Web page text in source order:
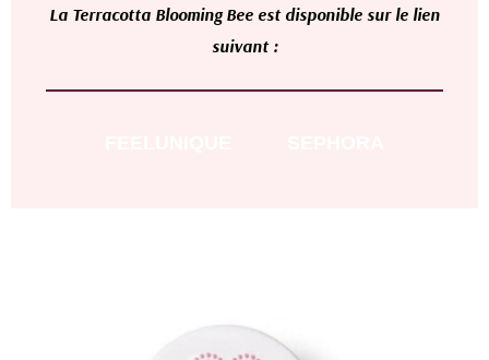
La Terracotta Blooming Bee est disponible sur le lien
suivant :